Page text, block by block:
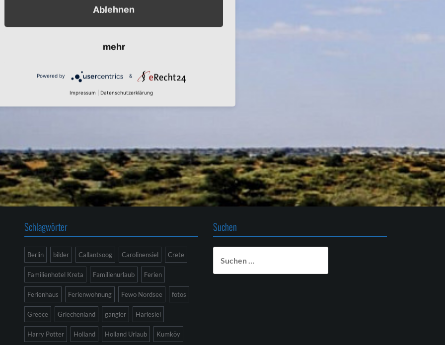
Schlagwörter
Berlin bilder Callantsoog Carolinensiel Crete
Familienhotel Kreta Familienurlaub Ferien
Ferienhaus Ferienwohnung Fewo Nordsee fotos
Greece Griechenland gängler Harlesiel
Harry Potter Holland Holland Urlaub Kumköy
Suchen
nach:
Ablehnen
mehr
Powered by &
Impressum | Datenschutzerklärung